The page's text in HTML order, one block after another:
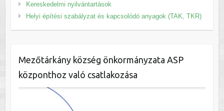
Kereskedelmi nyilvántartások
Helyi építési szabályzat és kapcsolódó anyagok (TAK, TKR)
Mezőtárkány község önkormányzata ASP
központhoz való csatlakozása